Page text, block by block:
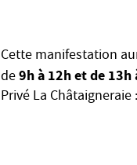
Cette manifestation
de9h à 12h et de 13h
Privé La